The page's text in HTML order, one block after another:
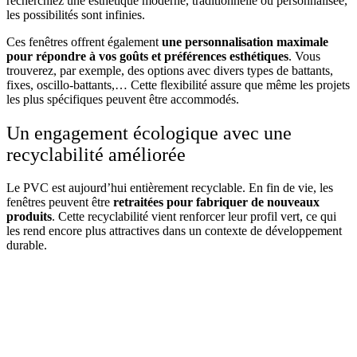
les possibilités sont infinies.
Ces fenêtres offrent également une personnalisation maximale
pour répondre à vos goûts et préférences esthétiques. Vous
trouverez, par exemple, des options avec divers types de battants,
fixes, oscillo-battants,… Cette flexibilité assure que même les projets
les plus spécifiques peuvent être accommodés.
Un engagement écologique avec une
recyclabilité améliorée
Le PVC est aujourd’hui entièrement recyclable. En fin de vie, les
fenêtres peuvent être retraitées pour fabriquer de nouveaux
produits. Cette recyclabilité vient renforcer leur profil vert, ce qui
les rend encore plus attractives dans un contexte de développement
durable.